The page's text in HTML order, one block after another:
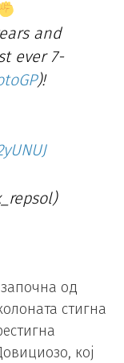
and
ever 7-
)!
од
стигна
кој